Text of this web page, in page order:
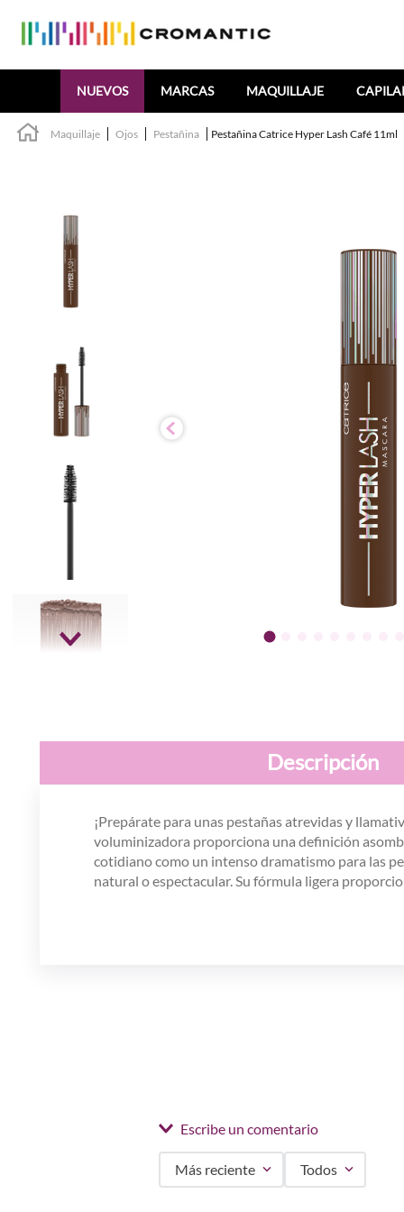
NUEVOS MARCAS MAQUILLAJE
Maquillaje Ojos Pestañina Pestañina Catrice Hyper Lash Café 11ml
Descripción
¡Prepárate para unas pestañas atrevidas y
voluminizadora proporciona una definición
cotidiano como un intenso dramatismo para las
natural o espectacular. Su fórmula ligera
Escribe un comentario
Más reciente Todos